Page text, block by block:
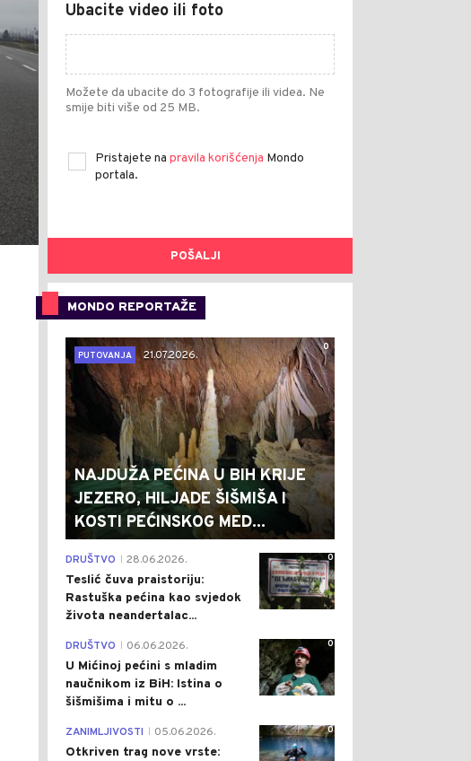
Ubacite video ili foto
Možete da ubacite do 3 fotografije ili videa. Ne
smije biti više od 25 MB.
Pristajete na pravila korišćenja Mondo
portala.
POŠALJI
MONDO REPORTAŽE
0
PUTOVANJA
21.07.2026.
NAJDUŽA PEĆINA U BIH KRIJE
JEZERO, HILJADE ŠIŠMIŠA I
KOSTI PEĆINSKOG MED...
0
DRUŠTVO 28.06.2026.
Teslić čuva praistoriju:
Rastuška pećina kao svjedok
života neandertalac...
0
DRUŠTVO 06.06.2026.
U Mićinoj pećini s mladim
naučnikom iz BiH: Istina o
šišmišima i mitu o ...
0
ZANIMLJIVOSTI 05.06.2026.
Otkriven trag nove vrste: